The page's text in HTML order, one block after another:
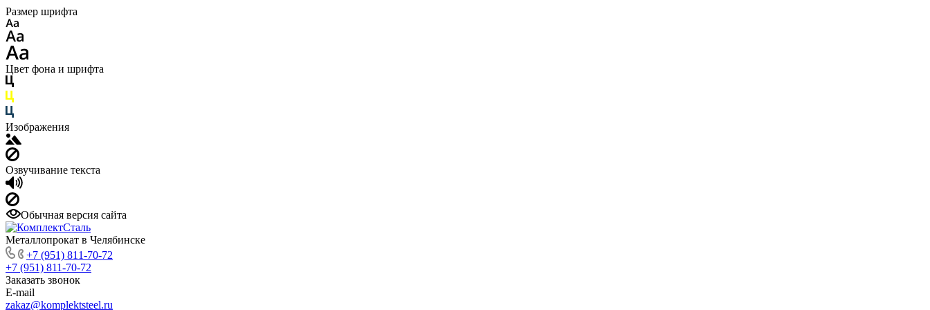
Размер шрифта
Цвет фона и шрифта
Изображения
Озвучивание текста
Обычная версия сайта
Металлопрокат в Челябинске
+7 (951) 811-70-72
+7 (951) 811-70-72
Заказать звонок
E-mail
zakaz@komplektsteel.ru